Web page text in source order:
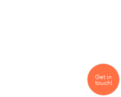
Get in
touch!